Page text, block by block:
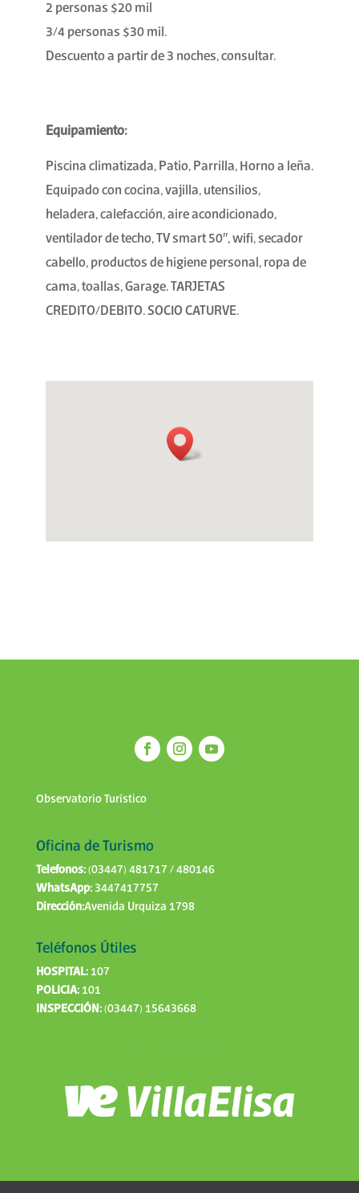
2 personas $20 mil
3/4 personas $30 mil.
Descuento a partir de 3 noches, consultar.
Equipamiento:
Piscina climatizada, Patio, Parrilla, Horno a leña.
Equipado con cocina, vajilla, utensilios,
heladera, calefacción, aire acondicionado,
ventilador de techo, TV smart 50″, wifi, secador
cabello, productos de higiene personal, ropa de
cama, toallas, Garage. TARJETAS
CREDITO/DEBITO. SOCIO CATURVE.
Observatorio Turístico
Oficina de Turismo
Telefonos:(03447) 481717 / 480146
WhatsApp:3447417757
Dirección:Avenida Urquiza 1798
Teléfonos Útiles
HOSPITAL:107
POLICIA:101
INSPECCIÓN:(03447) 15643668